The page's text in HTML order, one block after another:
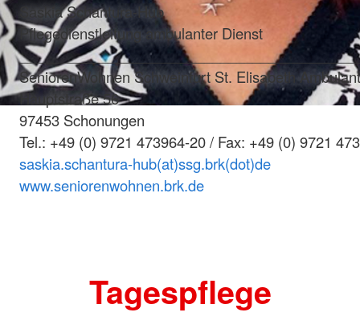
Saskia Schantura-Hub
Pflegedienstleitung ambulanter Dienst
SeniorenWohnen Schweinfurt St. Elisabeth
Hauptstraße 56
97453 Schonungen
Tel.: +49 (0) 9721 473964-20 / Fax: +49 (0) 9721
saskia.schantura-hub(at)ssg.brk(dot)de
www.seniorenwohnen.brk.de
Tagespflege